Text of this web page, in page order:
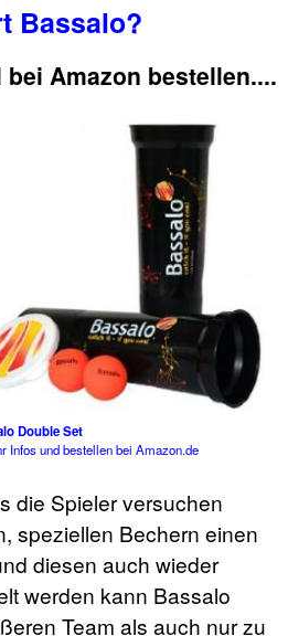
Bassalo?
bei Amazon bestellen....
Double Set
Infos und bestellen bei Amazon.de
die Spieler versuchen
speziellen Bechern einen
diesen auch wieder
werden kann Bassalo
Team als auch nur zu